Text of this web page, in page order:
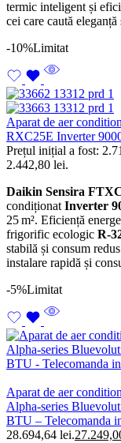
termic inteligent și
cei care caută
-10%Limitat
Aparat de aer
RXC25E Inverter
Prețul inițial a fost:
2.442,80 lei.
Daikin Sensira
condiționat Inverter
25 m². Eficiență
frigorific ecologic R-
stabilă și consum
instalare rapidă și
-5%Limitat
Aparat de aer
Alpha-series
BTU – Telecomanda
28.694,64 lei.